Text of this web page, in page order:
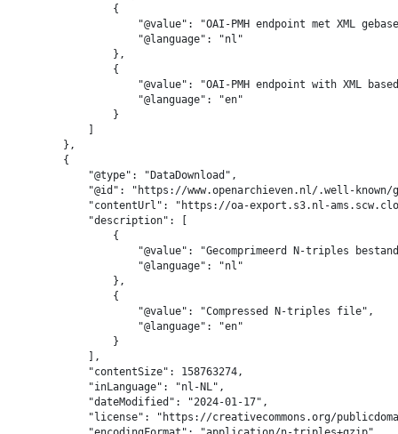
                {
"@value": "OAI-PMH endpoint met XML
                    "@language": "nl"
                },
                {
"@value": "OAI-PMH endpoint with XML
                    "@language": "en"
                }
            ]
        },
        {
            "@type": "DataDownload",
"@id": "https://www.openarchieven.nl/.well-
"contentUrl": "https://oa-export.s3.nl-
            "description": [
                {
"@value": "Gecomprimeerd N-triples
                    "@language": "nl"
                },
                {
                    "@value": "Compressed N-triples file",
                    "@language": "en"
                }
            ],
            "contentSize": 158763274,
            "inLanguage": "nl-NL",
            "dateModified": "2024-01-17",
"license": "https://creativecommons.org/